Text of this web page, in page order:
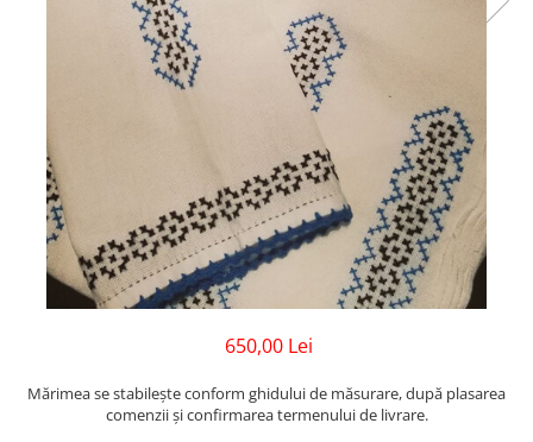
650,00 Lei
Mărimea se stabilește conform ghidului de măsurare, după plasarea
comenzii și confirmarea termenului de livrare.